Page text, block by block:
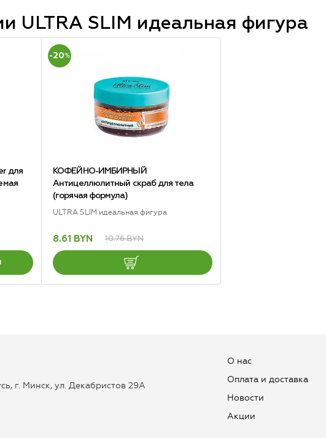
ULTRA SLIM идеальная фигура
для
-20%
КОФЕЙНО-ИМБИРНЫЙ
Антицеллюлитный скраб для тела
(горячая формула)
ULTRA SLIM идеальная фигура
8.61 BYN 10.76 BYN
г. Минск, ул. Декабристов 29А
О нас
Оплата и доставка
Новости
Aкции